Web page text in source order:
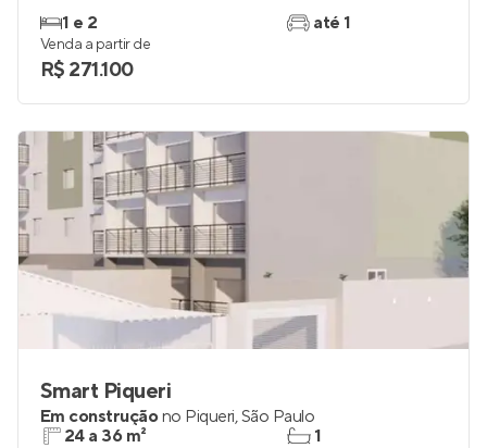
1 e 2
até 1
Venda a partir de
R$ 271.100
Smart Piqueri
Em construçãono Piqueri,São Paulo
24 a 36 m²
1